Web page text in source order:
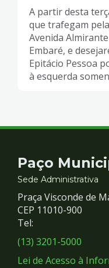
A partir desta
que trafegam
Avenida
Embaré, e
Epitácio Pessoa
à esquerda
Contato
e
Redes
Sociais
Paço
Sede Administrativa
Praça Visconde de
CEP 11010-900
Tel:
(13) 3201-5000
Lei de Acesso à